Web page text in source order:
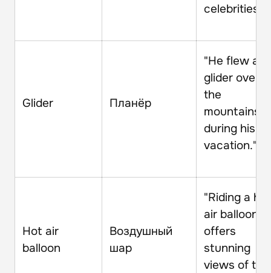
celebrities."
Glider Планёр
"He flew a
glider over
the
mountains
during his
vacation."
Hot air
balloon
Воздушный
шар
"Riding a
air balloon
offers
stunning
views of the